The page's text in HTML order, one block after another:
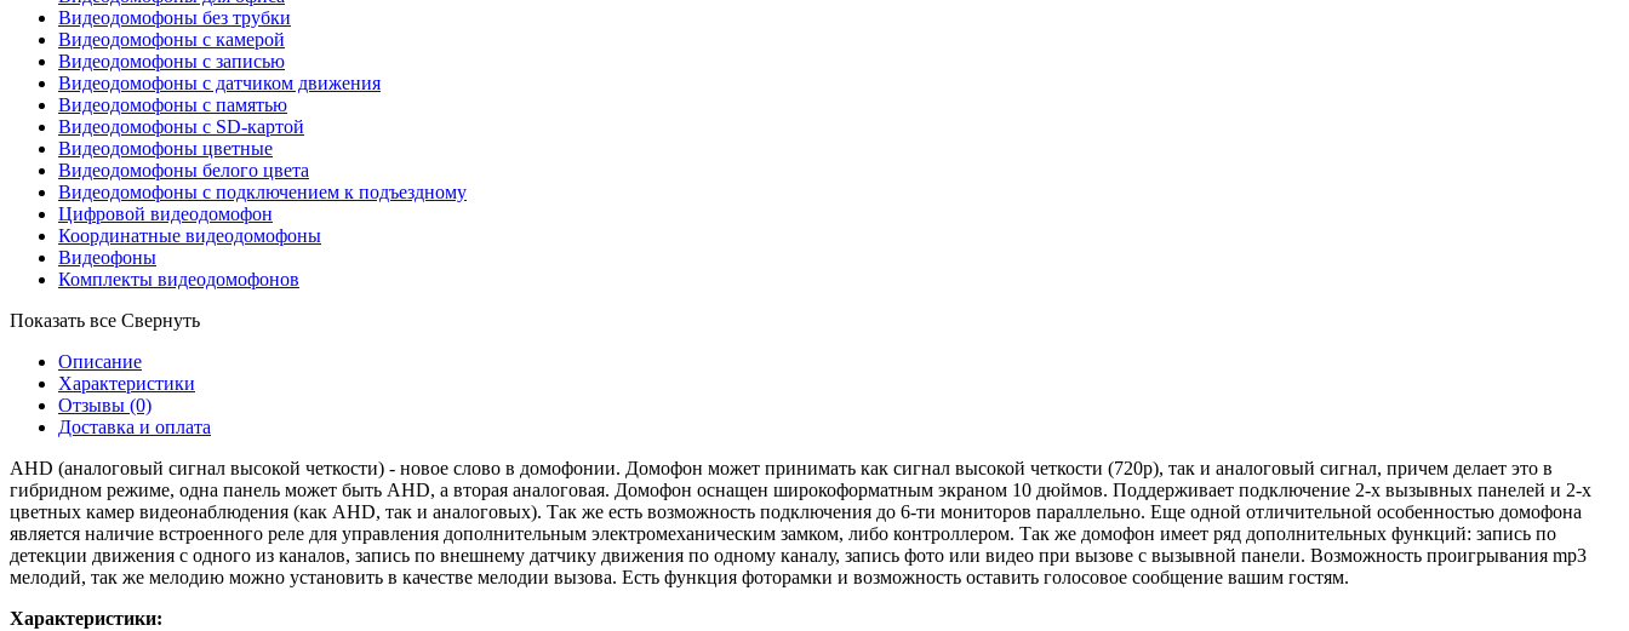
Видеодомофоны без трубки
Видеодомофоны с камерой
Видеодомофоны с записью
Видеодомофоны с датчиком движения
Видеодомофоны с памятью
Видеодомофоны с SD-картой
Видеодомофоны цветные
Видеодомофоны белого цвета
Видеодомофоны с подключением к подъездному
Цифровой видеодомофон
Координатные видеодомофоны
Видеофоны
Комплекты видеодомофонов
Показать все Свернуть
Описание
Характеристики
Отзывы (0)
Доставка и оплата
AHD (аналоговый сигнал высокой четкости) - новое слово в домофонии. Домофон может принимать как сигнал высокой четкости (720p), так и аналоговый сигнал, причем делает это в
гибридном режиме, одна панель может быть AHD, а вторая аналоговая. Домофон оснащен широкоформатным экраном 10 дюймов. Поддерживает подключение 2-х вызывных панелей и 2-х
цветных камер видеонаблюдения (как AHD, так и аналоговых). Так же есть возможность подключения до 6-ти мониторов параллельно. Еще одной отличительной особенностью домофона
является наличие встроенного реле для управления дополнительным электромеханическим замком, либо контроллером. Так же домофон имеет ряд дополнительных функций: запись по
детекции движения с одного из каналов, запись по внешнему датчику движения по одному каналу, запись фото или видео при вызове с вызывной панели. Возможность проигрывания mp3
мелодий, так же мелодию можно установить в качестве мелодии вызова. Есть функция фоторамки и возможность оставить голосовое сообщение вашим гостям.
Характеристики: